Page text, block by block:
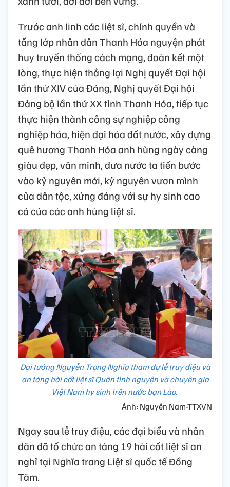
Trước anh linh các liệt sĩ, chính quyền và
tầng lớp nhân dân Thanh Hóa nguyện phát
huy truyền thống cách mạng, đoàn kết một
lòng, thực hiện thắng lợi Nghị quyết Đại hội
lần thứ XIV của Đảng, Nghị quyết Đại hội
Đảng bộ lần thứ XX tỉnh Thanh Hóa, tiếp tục
thực hiện thành công sự nghiệp công
nghiệp hóa, hiện đại hóa đất nước, xây dựng
quê hương Thanh Hóa anh hùng ngày càng
giàu đẹp, văn minh, đưa nước ta tiến bước
vào kỷ nguyên mới, kỷ nguyên vươn mình
của dân tộc, xứng đáng với sự hy sinh cao
cả của các anh hùng liệt sĩ.
Đại tướng Nguyễn Trọng Nghĩa tham dự lễ truy điệu và
an táng hài cốt liệt sĩ Quân tình nguyện và chuyên gia
Việt Nam hy sinh trên nước bạn Lào.
Ảnh: Nguyễn Nam-TTXVN
Ngay sau lễ truy điệu, các đại biểu và nhân
dân đã tổ chức an táng 19 hài cốt liệt sĩ an
nghỉ tại Nghĩa trang Liệt sĩ quốc tế Đồng
Tâm.